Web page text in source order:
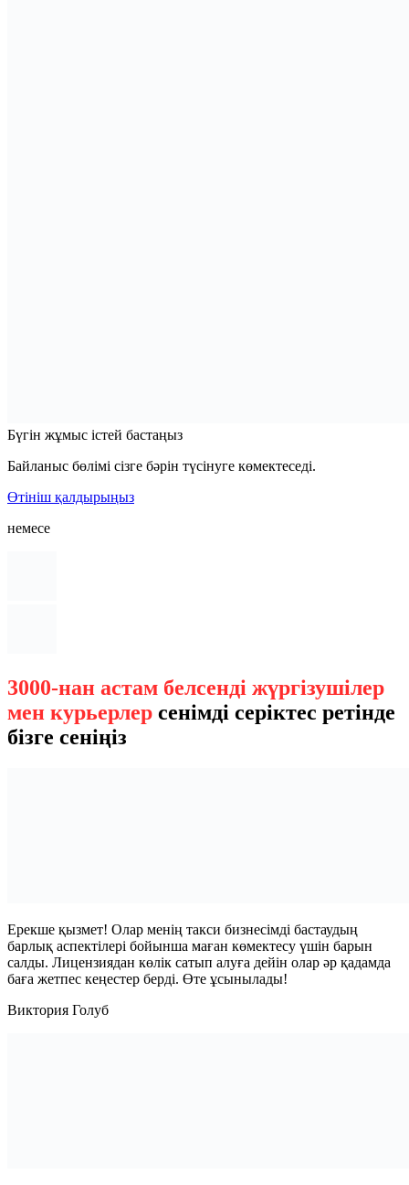
Бүгін жұмыс істей бастаңыз
Байланыс бөлімі сізге бәрін түсінуге көмектеседі.
Өтініш қалдырыңыз
немесе
3000-нан астам белсенді жүргізушілер
мен курьерлер сенімді серіктес ретінде
бізге сеніңіз
Ерекше қызмет! Олар менің такси бизнесімді бастаудың
барлық аспектілері бойынша маған көмектесу үшін барын
салды. Лицензиядан көлік сатып алуға дейін олар әр қадамда
баға жетпес кеңестер берді. Өте ұсынылады!
Виктория Голуб